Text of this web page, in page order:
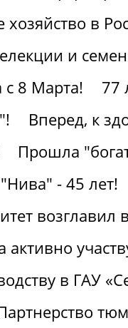
хозяйство в
и
с 8 Марта!
77
Вперед, к
Прошла
- 45 лет!
возглавил
активно
в ГАУ